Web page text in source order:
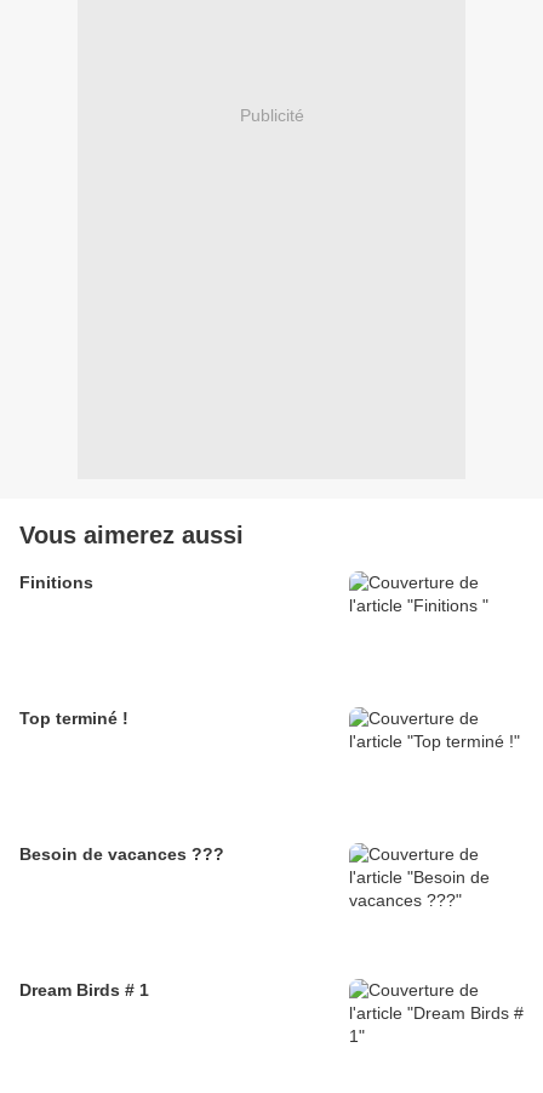
Publicité
Vous aimerez aussi
Finitions
Top terminé !
Besoin de vacances ???
Dream Birds # 1